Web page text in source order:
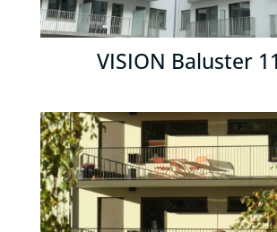
VISION Baluster